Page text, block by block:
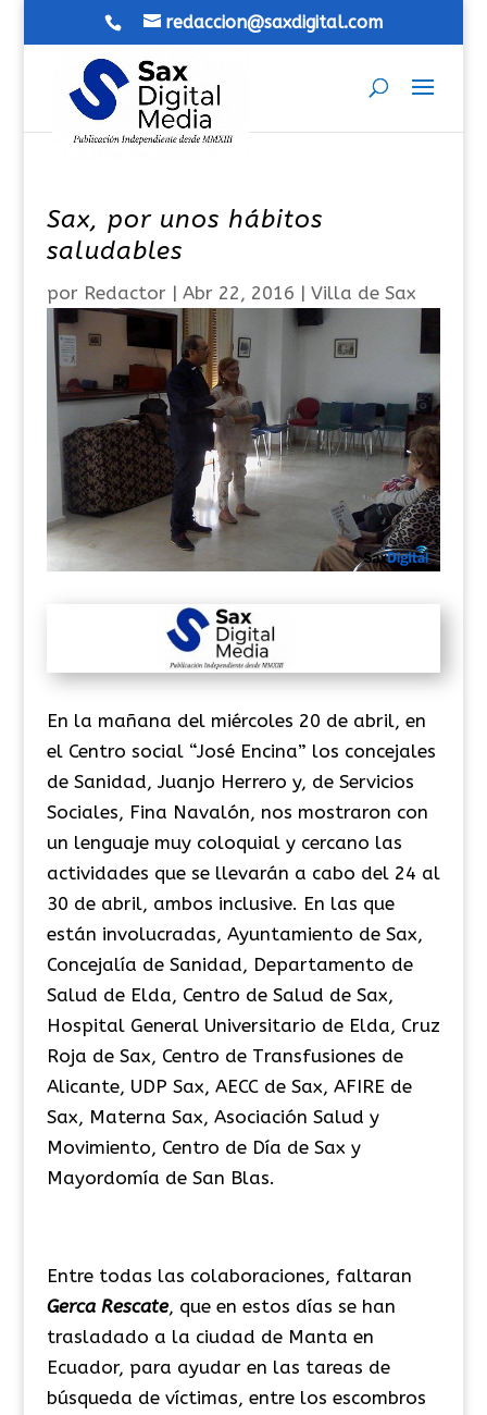
redaccion@saxdigital.com
Sax, por unos hábitos
saludables
por Redactor| Abr 22, 2016 | Villa de Sax
En la mañana del miércoles 20 de abril, en
el Centro social “José Encina” los concejales
de Sanidad, Juanjo Herrero y, de Servicios
Sociales, Fina Navalón, nos mostraron con
un lenguaje muy coloquial y cercano las
actividades que se llevarán a cabo del 24 al
30 de abril, ambos inclusive. En las que
están involucradas, Ayuntamiento de Sax,
Concejalía de Sanidad, Departamento de
Salud de Elda, Centro de Salud de Sax,
Hospital General Universitario de Elda, Cruz
Roja de Sax, Centro de Transfusiones de
Alicante, UDP Sax, AECC de Sax, AFIRE de
Sax, Materna Sax, Asociación Salud y
Movimiento, Centro de Día de Sax y
Mayordomía de San Blas.
Entre todas las colaboraciones, faltaran
Gerca Rescate, que en estos días se han
trasladado a la ciudad de Manta en
Ecuador, para ayudar en las tareas de
búsqueda de víctimas, entre los escombros